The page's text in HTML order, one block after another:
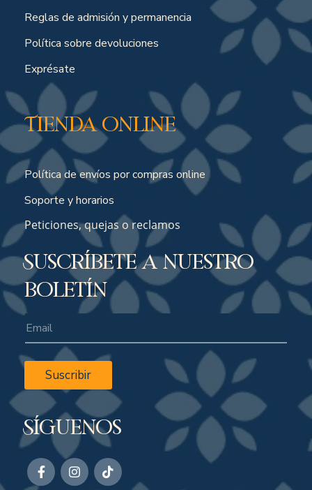
Reglas de admisión y permanencia
Política sobre devoluciones
Exprésate
Tienda online
Política de envíos por compras online
Soporte y horarios
Peticiones, quejas o reclamos
Suscríbete a nuestro
boletín
Suscribir
Síguenos